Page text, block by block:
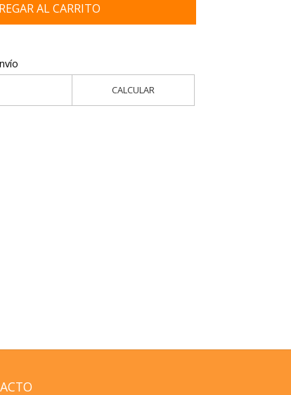
AL CARRITO
CALCULAR